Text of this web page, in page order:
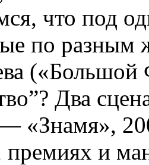
что под
по разным
(«Большой
Два
«Знамя»,
премиях и